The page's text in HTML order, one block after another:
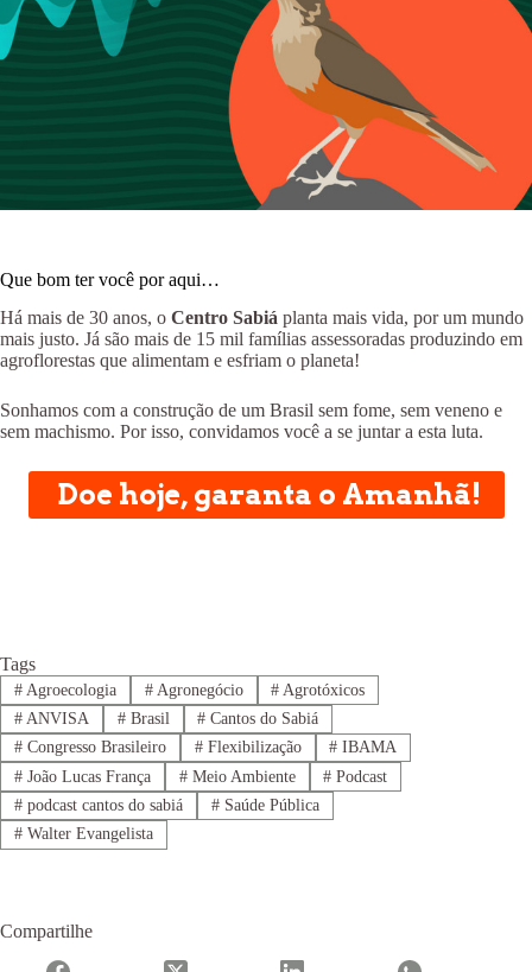
Que bom ter você por aqui…
Há mais de 30 anos, o Centro Sabiá planta mais vida, por um mundo
mais justo. Já são mais de 15 mil famílias assessoradas produzindo em
agroflorestas que alimentam e esfriam o planeta!
Sonhamos com a construção de um Brasil sem fome, sem veneno e
sem machismo. Por isso, convidamos você a se juntar a esta luta.
Doe hoje, garanta o Amanhã!
Tags
#Agroecologia #Agronegócio # Agrotóxicos
#ANVISA #Brasil # Cantos do Sabiá
#Congresso Brasileiro #Flexibilização # IBAMA
#João Lucas França #Meio Ambiente # Podcast
#podcast cantos do sabiá #Saúde Pública
#Walter Evangelista
Compartilhe